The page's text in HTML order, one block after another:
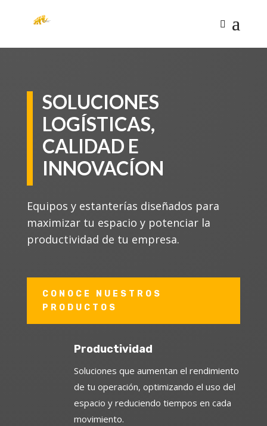
SOLUCIONES
LOGÍSTICAS,
CALIDAD E
INNOVACÍON
Equipos y estanterías diseñados para
maximizar tu espacio y potenciar la
productividad de tu empresa.
CONOCE NUESTROS
PRODUCTOS
Productividad
Soluciones que aumentan el rendimiento
de tu operación, optimizando el uso del
espacio y reduciendo tiempos en cada
movimiento.